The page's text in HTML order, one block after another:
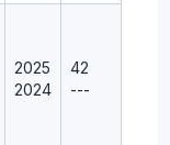
2025
2024
42
---